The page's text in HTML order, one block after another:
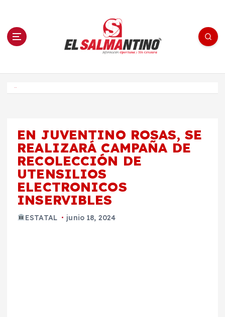
n El Salmantino - medios/noticias/editorial
EN JUVENTINO ROSAS, SE
REALIZARÁ CAMPAÑA DE
RECOLECCIÓN DE
UTENSILIOS
ELECTRONICOS
INSERVIBLES
ESTATAL junio 18, 2024